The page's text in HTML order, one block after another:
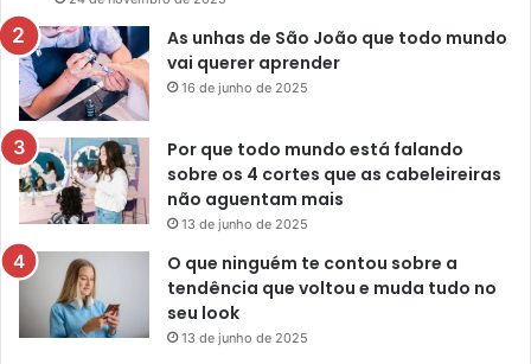
As unhas de São João que todo mundo
vai querer aprender
16 de junho de 2025
Por que todo mundo está falando
sobre os 4 cortes que as cabeleireiras
não aguentam mais
13 de junho de 2025
O que ninguém te contou sobre a
tendência que voltou e muda tudo no
seu look
13 de junho de 2025